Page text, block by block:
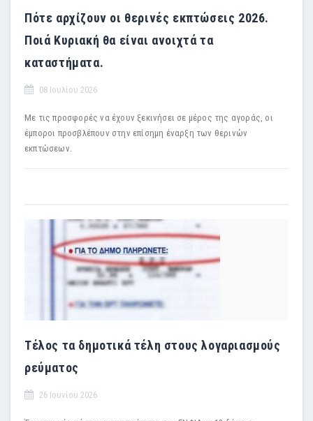
Πότε αρχίζουν οι θερινές εκπτώσεις 2026.
Ποιά Κυριακή θα είναι ανοιχτά τα
καταστήματα.
08 Ιουλίου 2026
Με τις προσφορές να έχουν ξεκινήσει σε μέρος της αγοράς, οι
έμποροι προσβλέπουν στην επίσημη έναρξη των θερινών
εκπτώσεων.
Τέλος τα δημοτικά τέλη στους λογαριασμούς
ρεύματος
26 Ιουνίου 2026